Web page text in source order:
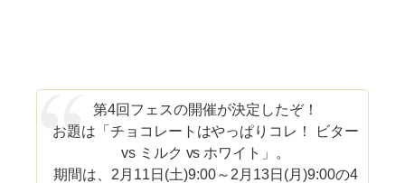
第4回フェスの開催が決定したぞ！
お題は「チョコレートはやっぱりコレ！ ビター
vs ミルク vs ホワイト」。
期間は、2月11日(土)9:00～2月13日(月)9:00の4